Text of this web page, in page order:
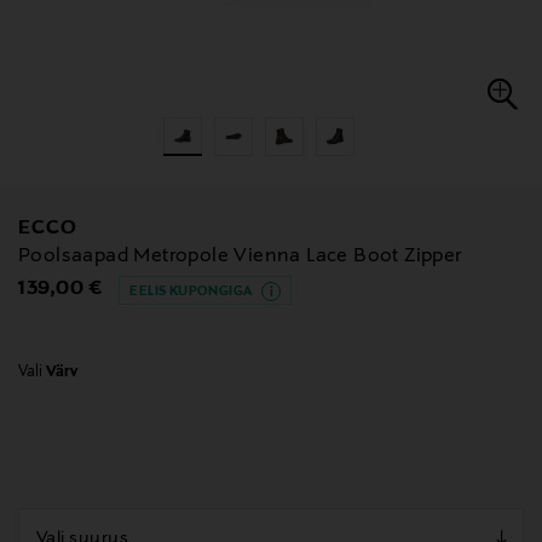
ECCO
Poolsaapad Metropole Vienna Lace Boot Zipper
Original Price
139,00 € EELIS KUPONGIGA
Vali Värv